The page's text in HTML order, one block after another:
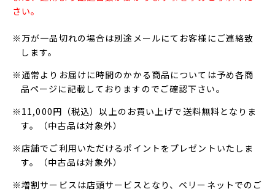
さい。
※万が一品切れの場合は別途メールにてお客様にご連絡致
します。
※通常よりお届けに時間のかかる商品については予め各商
品ページに記載しておりますのでご確認下さい。
※11,000円（税込）以上のお買い上げで送料無料となりま
す。（中古品は対象外）
※店舗でご利用いただけるポイントをプレゼントいたしま
す。（中古品は対象外）
※増割サービスは店頭サービスとなり、ベリーネットでのご